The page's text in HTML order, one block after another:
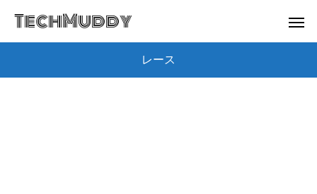
TechMuddy
レース